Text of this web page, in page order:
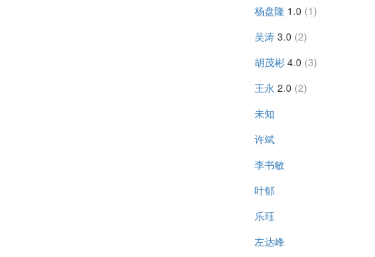
杨盘隆 1.0 (1)
吴涛 3.0 (2)
胡茂彬 4.0 (3)
王永 2.0 (2)
未知
许斌
李书敏
叶郁
乐珏
左达峰